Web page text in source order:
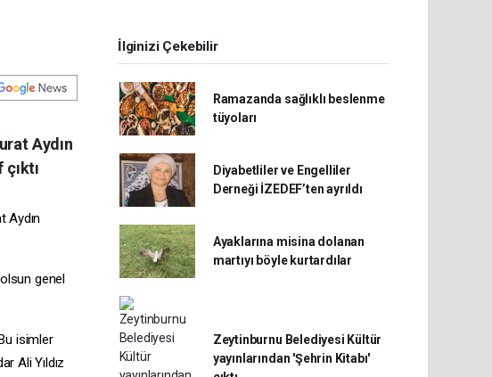
Aydın
Aydın
genel
isimler
Ali Yıldız
İlginizi Çekebilir
Ramazanda sağlıklı beslenme
tüyoları
Diyabetliler ve Engelliler
Derneği İZEDEF’ten ayrıldı
Ayaklarına misina dolanan
martıyı böyle kurtardılar
Zeytinburnu Belediyesi Kültür
yayınlarından 'Şehrin Kitabı'